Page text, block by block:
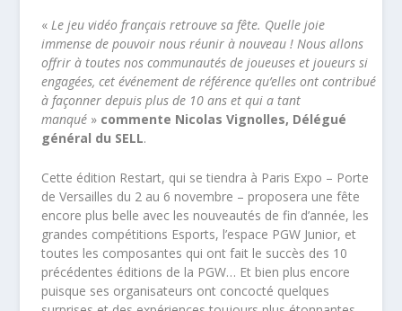
«Le jeu vidéo français retrouve sa fête. Quelle joie
immense de pouvoir nous réunir à nouveau ! Nous allons
offrir à toutes nos communautés de joueuses et joueurs si
engagées, cet événement de référence qu’elles ont contribué
à façonner depuis plus de 10 ans et qui a tant
manqué » commente Nicolas Vignolles, Délégué
général du SELL.
Cette édition Restart, qui se tiendra à Paris Expo – Porte
de Versailles du 2 au 6 novembre – proposera une fête
encore plus belle avec les nouveautés de fin d’année, les
grandes compétitions Esports, l’espace PGW Junior, et
toutes les composantes qui ont fait le succès des 10
précédentes éditions de la PGW… Et bien plus encore
puisque ses organisateurs ont concocté quelques